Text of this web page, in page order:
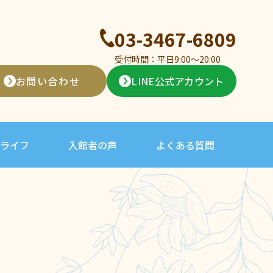
03-3467-6809
受付時間：平日9:00〜20:00
お問い合わせ LINE公式アカウント
イフ 入館者の声 よくある質問